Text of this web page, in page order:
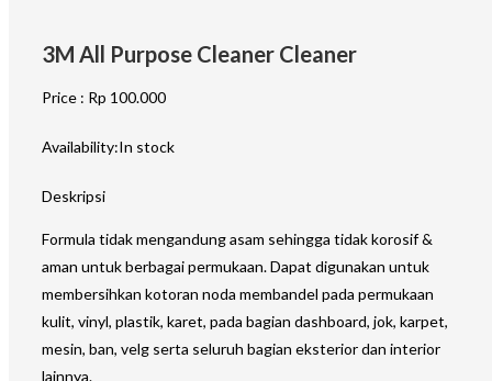
3M All Purpose Cleaner Cleaner
Price : Rp 100.000
Availability:In stock
Deskripsi
Formula tidak mengandung asam sehingga tidak korosif &
aman untuk berbagai permukaan. Dapat digunakan untuk
membersihkan kotoran noda membandel pada permukaan
kulit, vinyl, plastik, karet, pada bagian dashboard, jok, karpet,
mesin, ban, velg serta seluruh bagian eksterior dan interior
lainnya.